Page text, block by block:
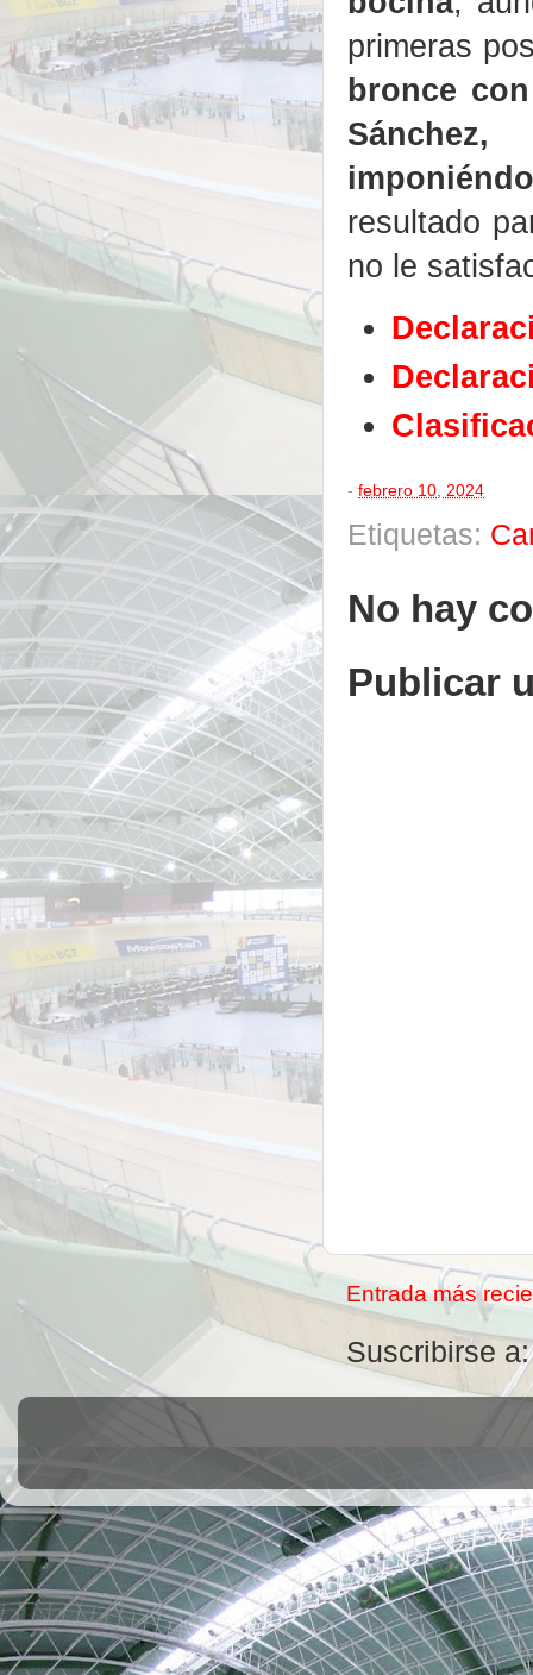
primeras
bronce
resultado
no le
- febrero 10, 2024
Etiquetas:
No hay
Publicar
Entrada más
Suscribirse